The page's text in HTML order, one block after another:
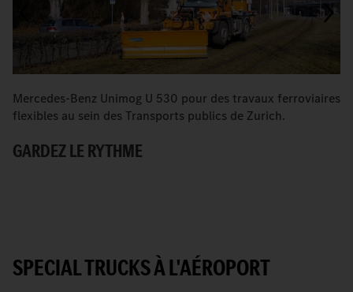
Mercedes-Benz Unimog U 530 pour des travaux ferroviaires
flexibles au sein des Transports publics de Zurich.
GARDEZ LE RYTHME
SPECIAL TRUCKS À L'AÉROPORT